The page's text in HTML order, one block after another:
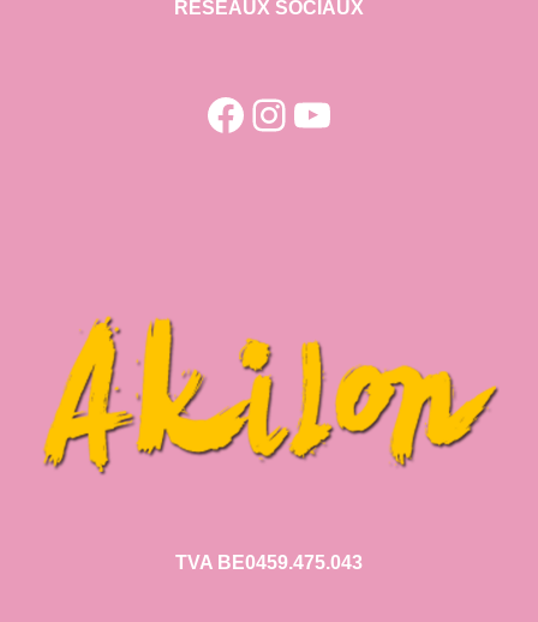
RESEAUX SOCIAUX
Facebook
Instagram
YouTube
TVA BE0459.475.043